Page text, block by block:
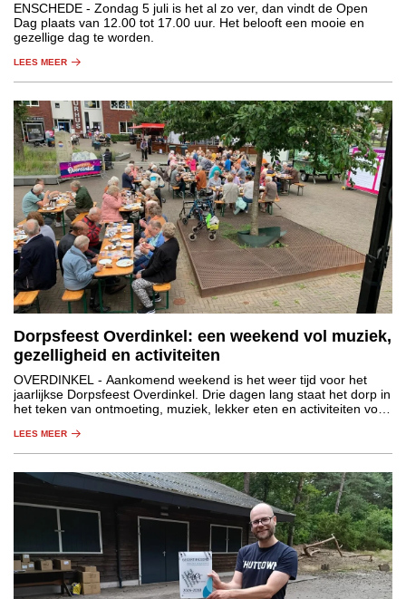
ENSCHEDE - Zondag 5 juli is het al zo ver, dan vindt de Open
Dag plaats van 12.00 tot 17.00 uur. Het belooft een mooie en
gezellige dag te worden.
LEES MEER
Dorpsfeest Overdinkel: een weekend vol muziek,
gezelligheid en activiteiten
OVERDINKEL - Aankomend weekend is het weer tijd voor het
jaarlijkse Dorpsfeest Overdinkel. Drie dagen lang staat het dorp in
het teken van ontmoeting, muziek, lekker eten en activiteiten voor
LEES MEER